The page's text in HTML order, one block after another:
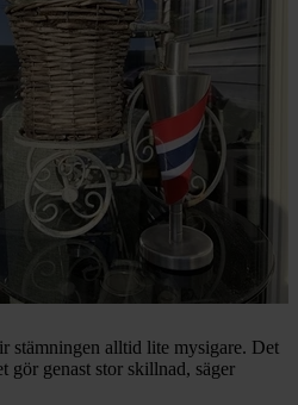
stämningen alltid lite mysigare. Det
gör genast stor skillnad, säger